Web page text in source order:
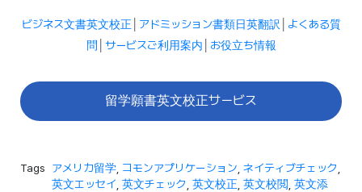
ビジネス文書英文校正 アドミッション書類日英翻訳
よくある質
問
サービスご利用案内 お役立ち情報
留学願書英文校正サービス
Tags アメリカ留学 コモンアプリケーション ネイティブチェック
英文エッセイ 英文チェック 英文校正 英文校閲 英文添